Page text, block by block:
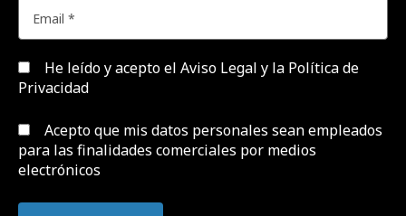
He leído y acepto el Aviso Legal y la Política de
Privacidad
Acepto que mis datos personales sean empleados
para las finalidades comerciales por medios
electrónicos